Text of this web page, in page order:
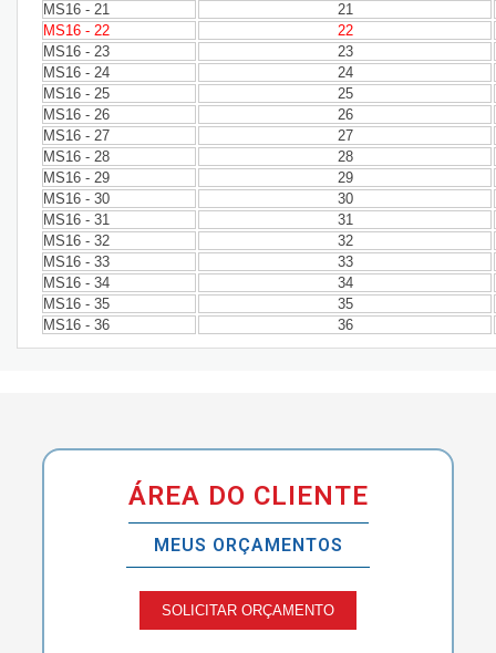
MS16 - 21
21
MS16 - 22
22
MS16 - 23
23
MS16 - 24
24
MS16 - 25
25
MS16 - 26
26
MS16 - 27
27
MS16 - 28
28
MS16 - 29
29
MS16 - 30
30
MS16 - 31
31
MS16 - 32
32
MS16 - 33
33
MS16 - 34
34
MS16 - 35
35
MS16 - 36
36
ÁREA DO CLIENTE
MEUS ORÇAMENTOS
SOLICITAR ORÇAMENTO